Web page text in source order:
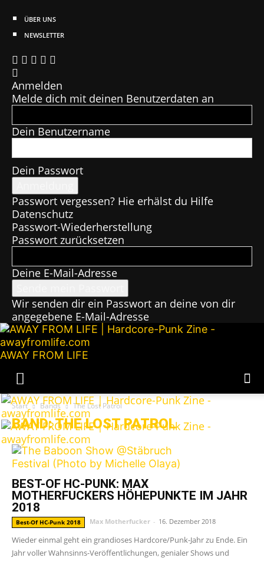
ÜBER UNS
NEWSLETTER
Anmelden
Melde dich mit deinen Benutzerdaten an
Dein Benutzername
Dein Passwort
Passwort vergessen? Hie erhälst du Hilfe
Datenschutz
Passwort-Wiederherstellung
Passwort zurücksetzen
Deine E-Mail-Adresse
Wir senden dir ein Passwort an deine von dir
angegebene E-Mail-Adresse
AWAY FROM LIFE
Start Bands The Lost Patrol
BAND: THE LOST PATROL
BEST-OF HC-PUNK: MAX
MOTHERFUCKERS HÖHEPUNKTE IM JAHR
2018
Best-Of HC-Punk 2018 Max Motherfucker - 16. Dezember 2018
Wieder einmal geht ein grandioses Hardcore/Punk-Jahr zu Ende. Ein
Jahr voller Wahnsinns-Veröffentlichungen, genialer Shows und